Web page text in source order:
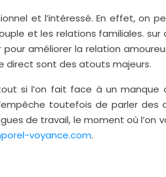
et l’intéressé. En effet, on
et les relations familiales.
améliorer la relation
direct sont des atouts majeurs.
si l’on fait face à un manque
toutefois de parler
de travail, le moment où l’on
voyance.com.